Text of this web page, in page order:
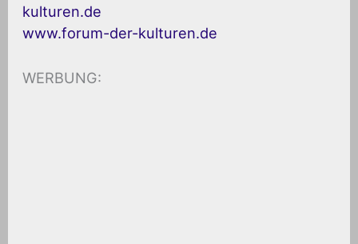
kulturen.de
www.forum-der-kulturen.de
WERBUNG: